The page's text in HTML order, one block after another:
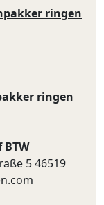
ringen
ringen
5 46519